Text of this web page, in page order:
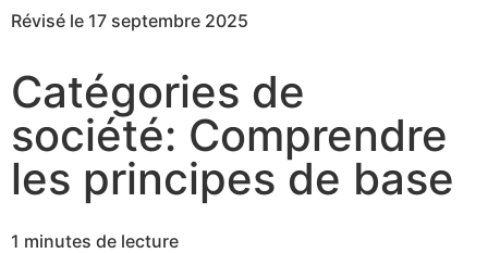
Révisé le 17 septembre 2025
Catégories de
société: Comprendre
les principes de base
1 minutes de lecture